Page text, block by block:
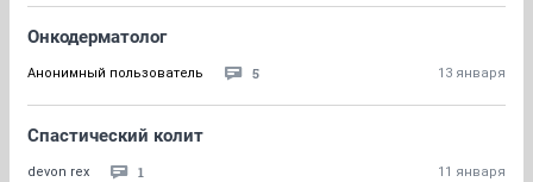
Онкодерматолог
Анонимный пользователь 5 13 января
Спастический колит
devon rex 1 11 января